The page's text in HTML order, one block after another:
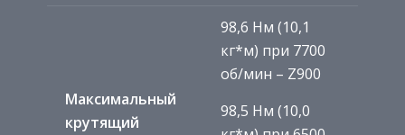
Максимальный
крутящий
98,6 Нм (10,1
кг*м) при 7700
об/мин – Z900
98,5 Нм (10,0